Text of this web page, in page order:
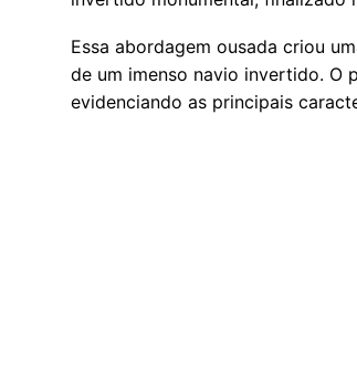
Essa abordagem ousada criou
de um imenso navio invertido. O
evidenciando as principais